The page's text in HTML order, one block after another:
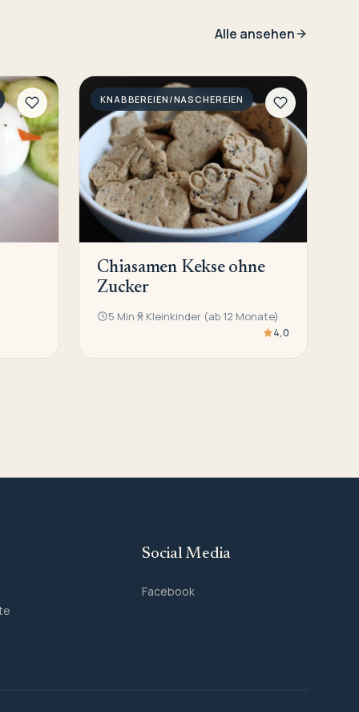
Alle ansehen
KNABBEREIEN/NASCHEREIEN
Chiasamen Kekse ohne
Zucker
5 Min
Kleinkinder (ab 12 Monate)
4,0
Social Media
Facebook